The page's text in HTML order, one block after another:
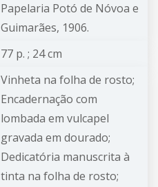
Papelaria Potó de Nóvoa e
Guimarães, 1906.
77 p. ; 24 cm
Vinheta na folha de rosto;
Encadernação com
lombada em vulcapel
gravada em dourado;
Dedicatória manuscrita à
tinta na folha de rosto;